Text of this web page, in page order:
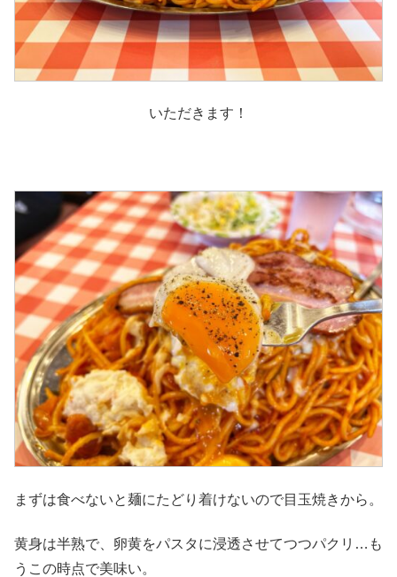
いただきます！
まずは食べないと麺にたどり着けないので目玉焼きから。
黄身は半熟で、卵黄をパスタに浸透させてつつパクリ…も
うこの時点で美味い。